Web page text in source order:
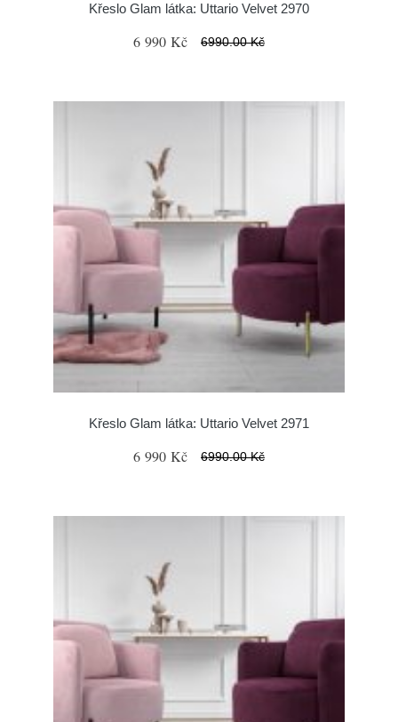
Křeslo Glam látka: Uttario Velvet 2970
6 990 Kč 6990.00 Kč
Křeslo Glam látka: Uttario Velvet 2971
6 990 Kč 6990.00 Kč